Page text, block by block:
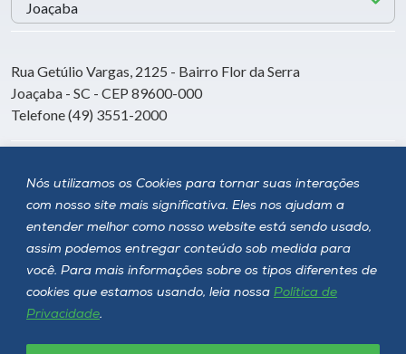
Nós utilizamos os Cookies para tornar suas interações
com nosso site mais significativa. Eles nos ajudam a
entender melhor como nosso website está sendo usado,
assim podemos entregar conteúdo sob medida para
você. Para mais informações sobre os tipos diferentes de
cookies que estamos usando, leia nossa Política de
Privacidade.
Rua Getúlio Vargas, 2125 - Bairro Flor da Serra
Joaçaba - SC - CEP 89600-000
Telefone (49) 3551-2000
Siga a Unoesc